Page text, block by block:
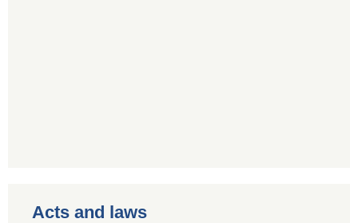
Acts and laws